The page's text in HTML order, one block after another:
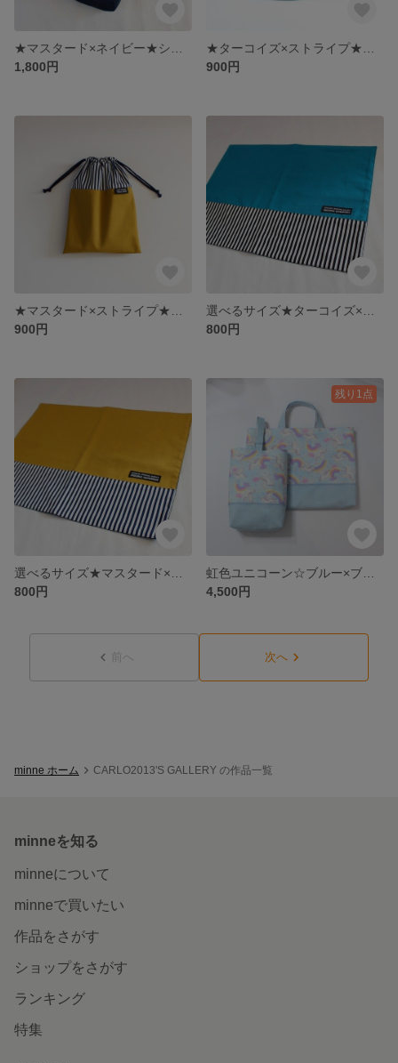
1,800円
900円
900円
800円
800円
残り1点
4,500円
前へ 次へ
minne ホーム CARLO2013'S GALLERY の作品一覧
minneを知る
minneについて
minneで買いたい
作品をさがす
ショップをさがす
ランキング
特集